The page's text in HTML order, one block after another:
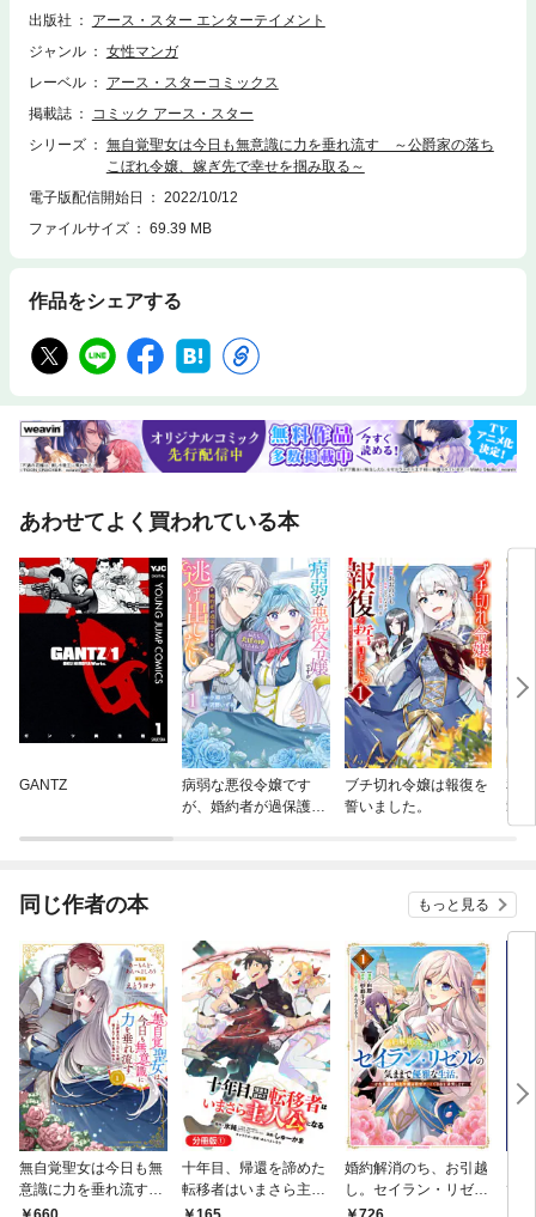
れ、自分を認められるように!?
出版社
アース・スター エンターテイメント
ジャンル
女性マンガ
レーベル
アース・スターコミックス
掲載誌
コミック アース・スター
シリーズ
無自覚聖女は今日も無意識に力を垂れ流す ～公爵家の落ち
こぼれ令嬢、嫁ぎ先で幸せを掴み取る～
電子版配信開始日
2022/10/12
ファイルサイズ
69.39 MB
作品をシェアする
あわせてよく買われている本
GANTZ
病弱な悪役令嬢です
が、婚約者が過保護す
ブチ切れ令嬢は報復を
誓いました。
私
載
同じ作者の本 もっと見る
無自覚聖女は今日も無
意識に力を垂れ流す
～公爵家の落ちこぼれ
十年目、帰還を諦めた
転移者はいまさら主人
公になる【分冊版】 1
婚約解消のち、お引越
し。セイラン・リゼル
の気ままで優雅な生
て